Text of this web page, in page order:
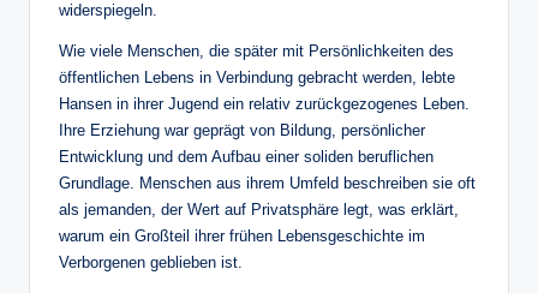
widerspiegeln.
Wie viele Menschen, die später mit Persönlichkeiten des
öffentlichen Lebens in Verbindung gebracht werden, lebte
Hansen in ihrer Jugend ein relativ zurückgezogenes Leben.
Ihre Erziehung war geprägt von Bildung, persönlicher
Entwicklung und dem Aufbau einer soliden beruflichen
Grundlage. Menschen aus ihrem Umfeld beschreiben sie oft
als jemanden, der Wert auf Privatsphäre legt, was erklärt,
warum ein Großteil ihrer frühen Lebensgeschichte im
Verborgenen geblieben ist.